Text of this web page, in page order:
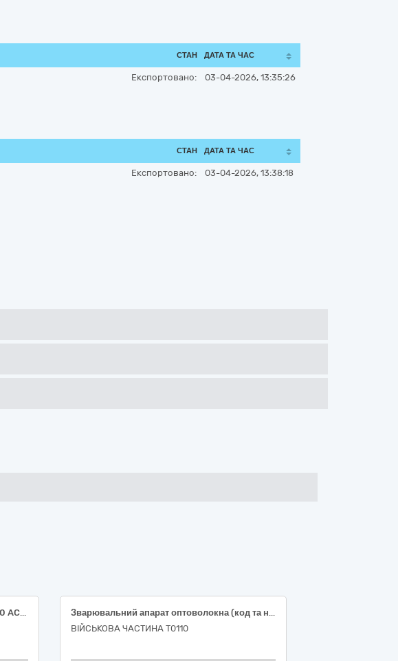
СТАН ДАТА ТА ЧАС
Експортовано: 03-04-2026, 13:35:26
СТАН ДАТА ТА ЧАС
Експортовано: 03-04-2026, 13:38:18
Зварювальний апарат PATON ProTIG-200 AC/DC
Зварювальний апарат оптоволокна (код та назва за ДК 021:2015: 42660000-0 Інструменти для паяння м’яким і твердим припоєм та для зварювання, машини та устаткування для поверхневої термообробки і гарячого напилювання)
ВІЙСЬКОВА ЧАСТИНА Т0110